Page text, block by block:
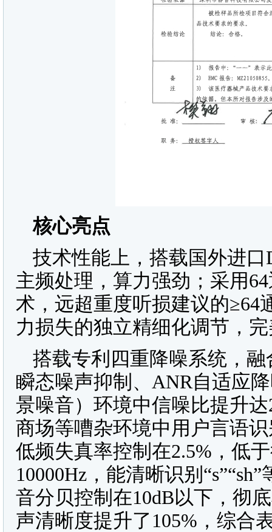
核心亮点
技术性能上，搭载国外进
主频处理，算力强劲；采用
术，远超重度听损建议的≥64
力损失的独立精细化调节，
搭载专利四重降噪系统，
瞬态噪声抑制、ANR自适应
景噪音）环境中信噪比提升
商场等嘈杂环境中用户言语
低频失真率控制在2.5%，低
10000Hz，能清晰识别
音分贝控制在10dB以下，彻
声清晰度提升了105%，综合